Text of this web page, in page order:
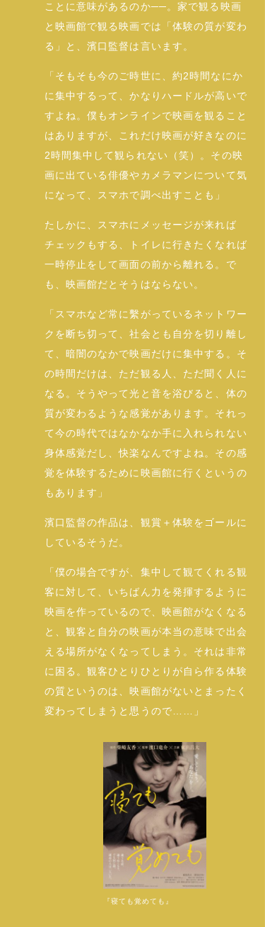
ことに意味があるのか──。家で観る映画
と映画館で観る映画では「体験の質が変わ
る」と、濱口監督は言います。
「そもそも今のご時世に、約2時間なにか
に集中するって、かなりハードルが高いで
すよね。僕もオンラインで映画を観ること
はありますが、これだけ映画が好きなのに
2時間集中して観られない（笑）。その映
画に出ている俳優やカメラマンについて気
になって、スマホで調べ出すことも」
たしかに、スマホにメッセージが来れば
チェックもする、トイレに行きたくなれば
一時停止をして画面の前から離れる。で
も、映画館だとそうはならない。
「スマホなど常に繫がっているネットワー
クを断ち切って、社会とも自分を切り離し
て、暗闇のなかで映画だけに集中する。そ
の時間だけは、ただ観る人、ただ聞く人に
なる。そうやって光と音を浴びると、体の
質が変わるような感覚があります。それっ
て今の時代ではなかなか手に入れられない
身体感覚だし、快楽なんですよね。その感
覚を体験するために映画館に行くというの
もあります」
濱口監督の作品は、観賞＋体験をゴールに
しているそうだ。
「僕の場合ですが、集中して観てくれる観
客に対して、いちばん力を発揮するように
映画を作っているので、映画館がなくなる
と、観客と自分の映画が本当の意味で出会
える場所がなくなってしまう。それは非常
に困る。観客ひとりひとりが自ら作る体験
の質というのは、映画館がないとまったく
変わってしまうと思うので……」
『寝ても覚めても』